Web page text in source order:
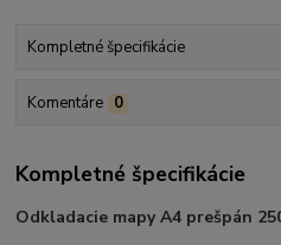
Kompletné špecifikácie
Komentáre 0
Kompletné špecifikácie
Odkladacie mapy A4 prešpán